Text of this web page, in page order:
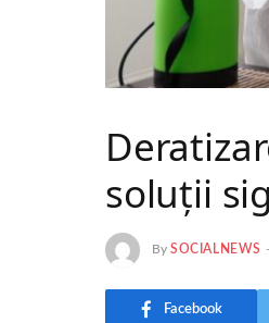
soluții
By SOCIALNEWS
Facebook